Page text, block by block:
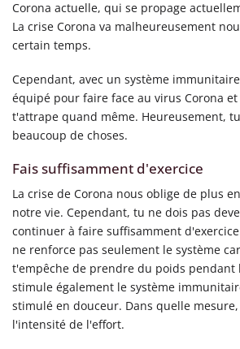
Corona actuelle, qui se propage
La crise Corona va malheureusement
certain temps.
Cependant, avec un système
équipé pour faire face au virus Corona
t'attrape quand même. Heureusement,
beaucoup de choses.
Fais suffisamment d'exercice
La crise de Corona nous oblige de plus
notre vie. Cependant, tu ne dois pas
continuer à faire suffisamment
ne renforce pas seulement le système
t'empêche de prendre du poids pendant
stimule également le système
stimulé en douceur. Dans quelle
l'intensité de l'effort.